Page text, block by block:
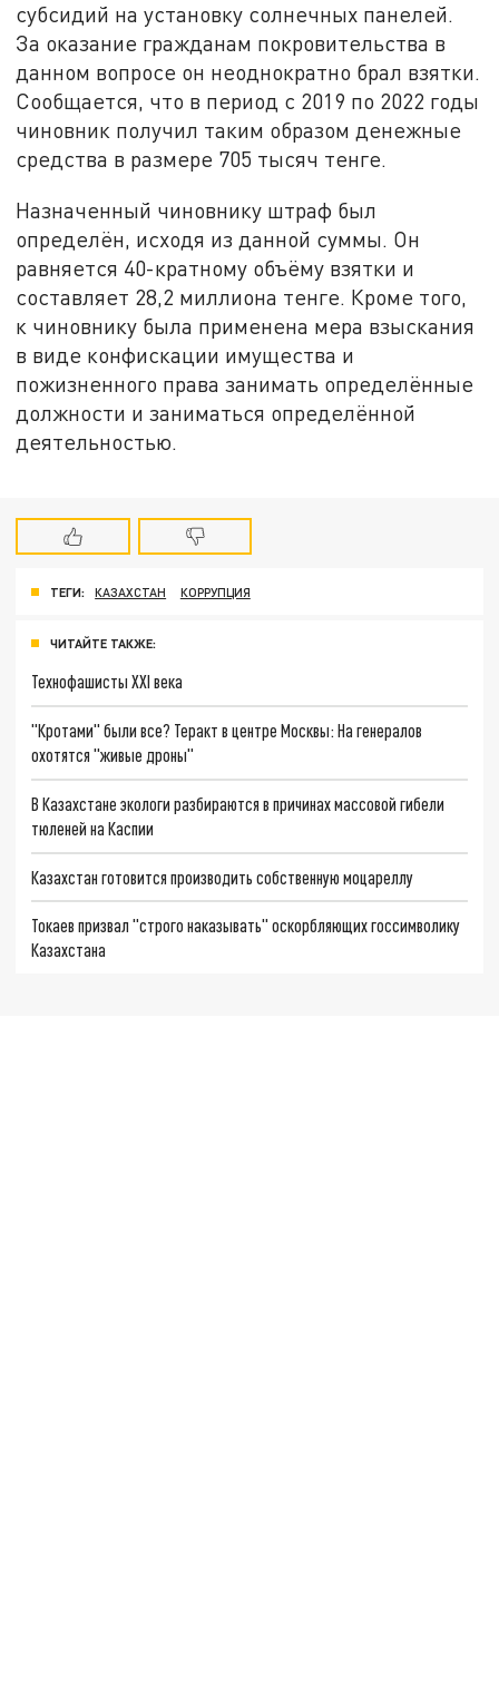
субсидий на установку солнечных панелей.
За оказание гражданам покровительства в
данном вопросе он неоднократно брал взятки.
Сообщается, что в период с 2019 по 2022 годы
чиновник получил таким образом денежные
средства в размере 705 тысяч тенге.
Назначенный чиновнику штраф был
определён, исходя из данной суммы. Он
равняется 40-кратному объёму взятки и
составляет 28,2 миллиона тенге. Кроме того,
к чиновнику была применена мера взыскания
в виде конфискации имущества и
пожизненного права занимать определённые
должности и заниматься определённой
деятельностью.
ТЕГИ: КАЗАХСТАН КОРРУПЦИЯ
ЧИТАЙТЕ ТАКЖЕ:
Технофашисты XXI века
"Кротами" были все? Теракт в центре Москвы: На генералов
охотятся "живые дроны"
В Казахстане экологи разбираются в причинах массовой гибели
тюленей на Каспии
Казахстан готовится производить собственную моцареллу
Токаев призвал "строго наказывать" оскорбляющих госсимволику
Казахстана